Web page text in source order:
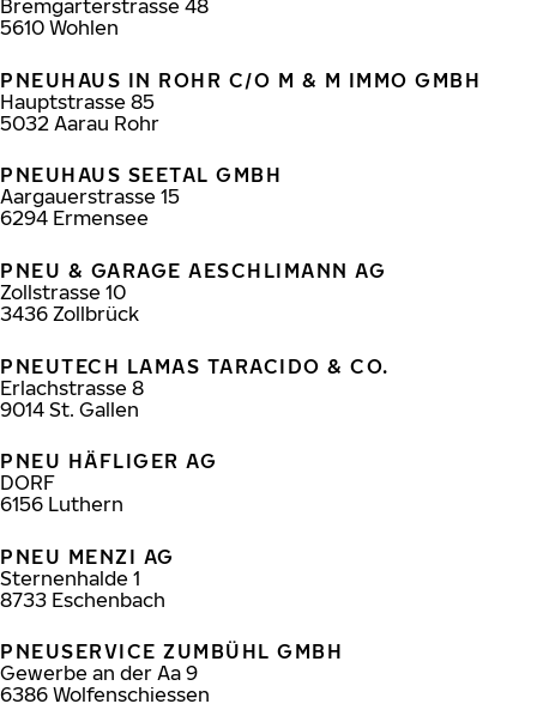
Bremgarterstrasse 48
5610 Wohlen
PNEUHAUS IN ROHR C/O M & M IMMO GMBH
Hauptstrasse 85
5032 Aarau Rohr
PNEUHAUS SEETAL GMBH
Aargauerstrasse 15
6294 Ermensee
PNEU & GARAGE AESCHLIMANN AG
Zollstrasse 10
3436 Zollbrück
PNEUTECH LAMAS TARACIDO & CO.
Erlachstrasse 8
9014 St. Gallen
PNEU HÄFLIGER AG
DORF
6156 Luthern
PNEU MENZI AG
Sternenhalde 1
8733 Eschenbach
PNEUSERVICE ZUMBÜHL GMBH
Gewerbe an der Aa 9
6386 Wolfenschiessen